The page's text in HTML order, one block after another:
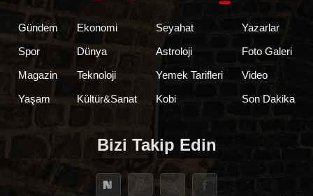
Gündem
Spor
Magazin
Yaşam
Ekonomi
Dünya
Teknoloji
Kültür&Sanat
Seyahat
Astroloji
Yemek Tarifleri
Kobi
Yazarlar
Foto Galeri
Video
Son Dakika
Bizi Takip Edin